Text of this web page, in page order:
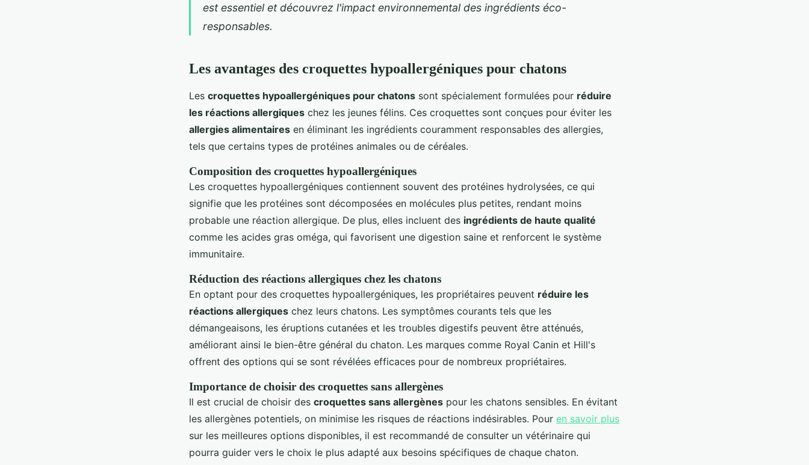
est essentiel et découvrez l'impact environnemental des ingrédients éco-
responsables.
Les avantages des croquettes hypoallergéniques pour chatons
Les croquettes hypoallergéniques pour chatons sont spécialement formulées pour réduire
les réactions allergiques chez les jeunes félins. Ces croquettes sont conçues pour éviter les
allergies alimentaires en éliminant les ingrédients couramment responsables des allergies,
tels que certains types de protéines animales ou de céréales.
Composition des croquettes hypoallergéniques
Les croquettes hypoallergéniques contiennent souvent des protéines hydrolysées, ce qui
signifie que les protéines sont décomposées en molécules plus petites, rendant moins
probable une réaction allergique. De plus, elles incluent des ingrédients de haute qualité
comme les acides gras oméga, qui favorisent une digestion saine et renforcent le système
immunitaire.
Réduction des réactions allergiques chez les chatons
En optant pour des croquettes hypoallergéniques, les propriétaires peuvent réduire les
réactions allergiques chez leurs chatons. Les symptômes courants tels que les
démangeaisons, les éruptions cutanées et les troubles digestifs peuvent être atténués,
améliorant ainsi le bien-être général du chaton. Les marques comme Royal Canin et Hill's
offrent des options qui se sont révélées efficaces pour de nombreux propriétaires.
Importance de choisir des croquettes sans allergènes
Il est crucial de choisir des croquettes sans allergènes pour les chatons sensibles. En évitant
les allergènes potentiels, on minimise les risques de réactions indésirables. Pour en savoir plus
sur les meilleures options disponibles, il est recommandé de consulter un vétérinaire qui
pourra guider vers le choix le plus adapté aux besoins spécifiques de chaque chaton.